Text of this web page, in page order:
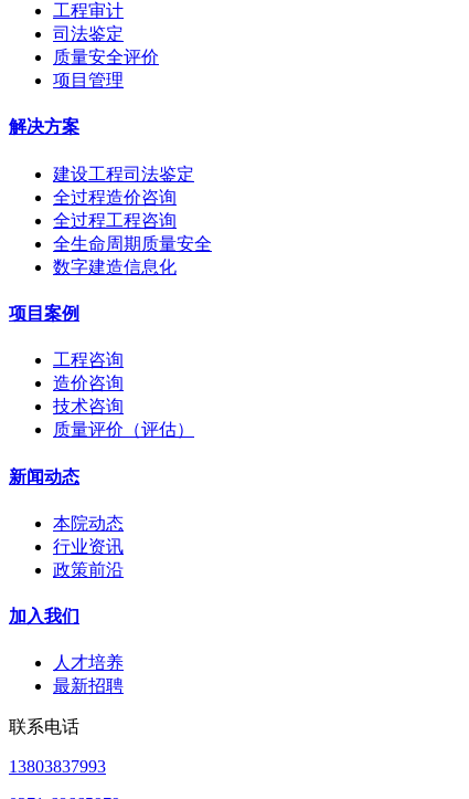
工程审计
司法鉴定
质量安全评价
项目管理
解决方案
建设工程司法鉴定
全过程造价咨询
全过程工程咨询
全生命周期质量安全
数字建造信息化
项目案例
工程咨询
造价咨询
技术咨询
质量评价（评估）
新闻动态
本院动态
行业资讯
政策前沿
加入我们
人才培养
最新招聘
联系电话
13803837993